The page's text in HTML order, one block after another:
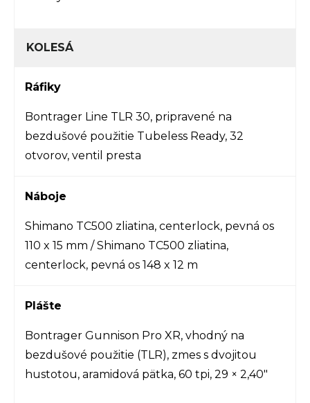
KOLESÁ
Ráfiky
Bontrager Line TLR 30, pripravené na
bezdušové použitie Tubeless Ready, 32
otvorov, ventil presta
Náboje
Shimano TC500 zliatina, centerlock, pevná os
110 x 15 mm / Shimano TC500 zliatina,
centerlock, pevná os 148 x 12 m
Plášte
Bontrager Gunnison Pro XR, vhodný na
bezdušové použitie (TLR), zmes s dvojitou
hustotou, aramidová pätka, 60 tpi, 29 × 2,40"